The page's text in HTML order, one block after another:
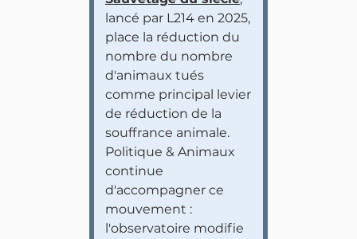
lancé par L214 en 2025,
place la réduction du
nombre du nombre
d'animaux tués
comme principal levier
de réduction de la
souffrance animale.
Politique & Animaux
continue
d'accompagner ce
mouvement :
l'observatoire modifie